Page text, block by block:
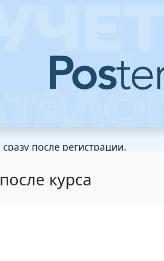
после регистрации.
курса